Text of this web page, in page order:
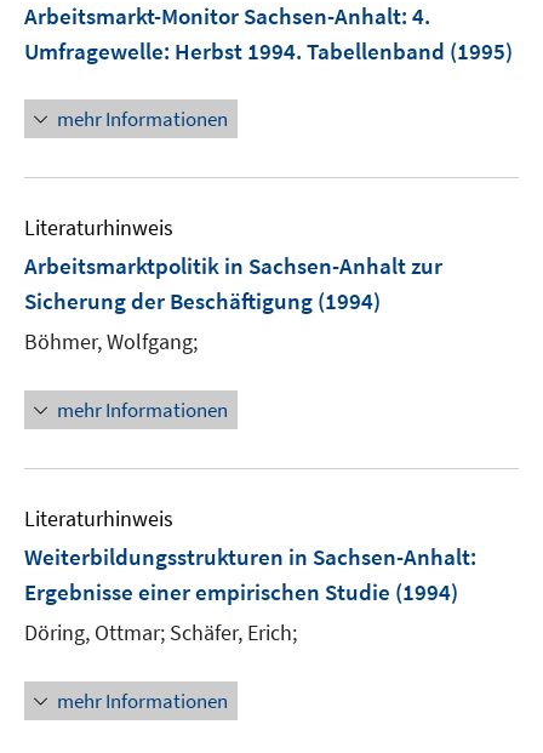
Arbeitsmarkt-Monitor Sachsen-Anhalt: 4.
Umfragewelle: Herbst 1994. Tabellenband (1995)
mehr Informationen
Literaturhinweis
Arbeitsmarktpolitik in Sachsen-Anhalt zur
Sicherung der Beschäftigung (1994)
Böhmer, Wolfgang;
mehr Informationen
Literaturhinweis
Weiterbildungsstrukturen in Sachsen-Anhalt:
Ergebnisse einer empirischen Studie (1994)
Döring, Ottmar; Schäfer, Erich;
mehr Informationen